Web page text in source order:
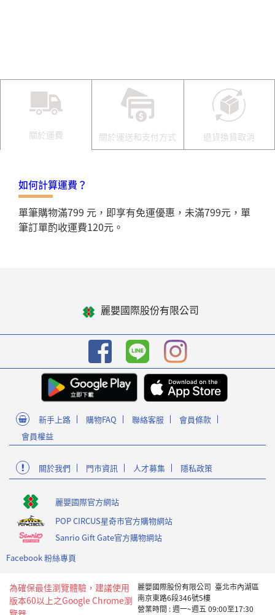
關於運費 關於運送和支付方式 退貨換貨取消
如何計算運費？
單筆購物滿799 元，即享有免運優惠，未滿799元，單
筆訂單酌收運費120元。
麗嬰國際股份有限公司
新手上路 購物FAQ 聯絡客服
會員條款
會員權益
關於我們 門市資訊 人才募集 隱私政策
麗嬰國際官方網站
POP CIRCUS星奇市官方購物網站
Sanrio Gift Gate官方購物網站
Facebook 粉絲專頁
為確保最佳瀏覽體驗，建議使用
版本60以上之Google Chrome瀏
麗嬰國際股份有限公司 臺北市內湖區
南京東路6段346號5樓
營業時間 : 週一~週五 09:00至17:30